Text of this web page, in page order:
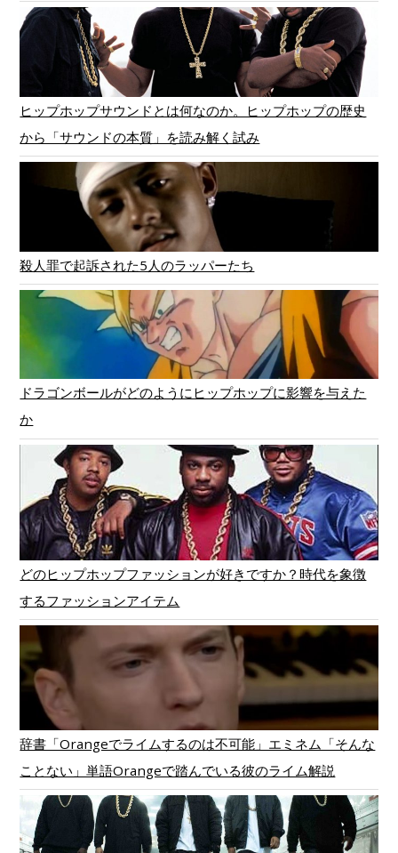
ヒップホップサウンドとは何なのか。ヒップホップの歴史
から「サウンドの本質」を読み解く試み
殺人罪で起訴された5人のラッパーたち
ドラゴンボールがどのようにヒップホップに影響を与えた
か
どのヒップホップファッションが好きですか？時代を象徴
するファッションアイテム
辞書「Orangeでライムするのは不可能」エミネム「そんな
ことない」単語Orangeで踏んでいる彼のライム解説